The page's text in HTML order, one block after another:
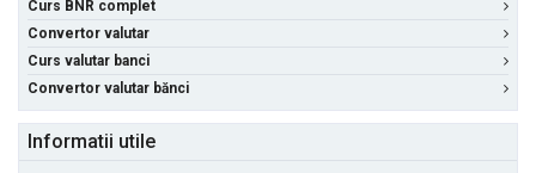
Curs BNR complet
Convertor valutar
Curs valutar banci
Convertor valutar bănci
Informatii utile